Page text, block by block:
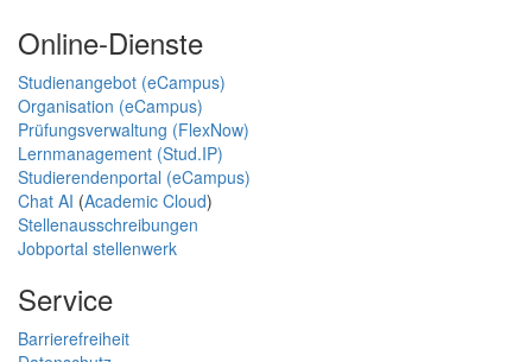
Online-Dienste
Studienangebot (eCampus)
Organisation (eCampus)
Prüfungsverwaltung (FlexNow)
Lernmanagement (Stud.IP)
Studierendenportal (eCampus)
Chat AI (Academic Cloud)
Stellenausschreibungen
Jobportal stellenwerk
Service
Barrierefreiheit